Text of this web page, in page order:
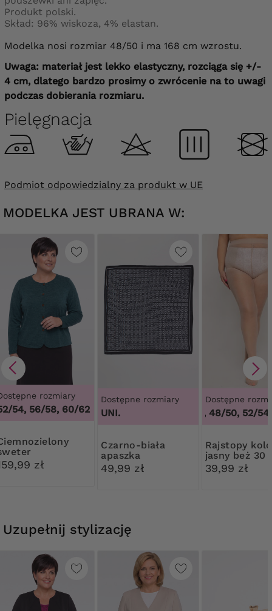
Produkt polski.
Skład: 96% wiskoza, 4% elastan.
Modelka nosi rozmiar 48/50 i ma 168 cm wzrostu.
Uwaga: materiał jest lekko elastyczny, rozciąga się +/-
4 cm, dlatego bardzo prosimy o zwrócenie na to uwagi
podczas dobierania rozmiaru.
Pielęgnacja
Podmiot odpowiedzialny za produkt w UE
MODELKA JEST UBRANA W:
rozmiary
54, 56/58, 60/62
zł
Dostępne rozmiary
UNI.
Czarno-biała
apaszka
49,99 zł
Dostępne
44/46, 48/50, 52/
Rajstopy kolor
jasny beż 30
Ribessa
39,99 zł
Uzupełnij stylizację